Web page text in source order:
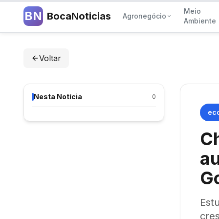
BN BocaNoticias Agronegócio
Meio
Ambiente
Voltar
Nesta Notícia 0